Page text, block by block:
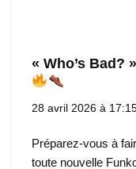
« Who’s Bad?
28 avril 2026 à
Préparez-vous à
toute nouvelle